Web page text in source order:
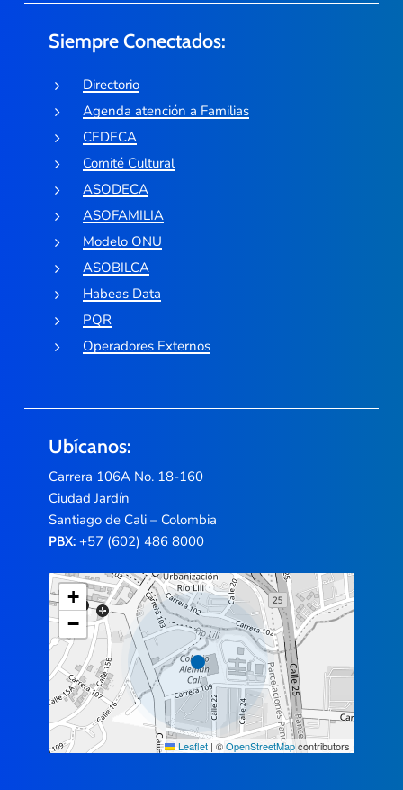
Siempre Conectados:
Directorio
Agenda atención a Familias
CEDECA
Comité Cultural
ASODECA
ASOFAMILIA
Modelo ONU
ASOBILCA
Habeas Data
PQR
Operadores Externos
Ubícanos:
Carrera 106A No. 18-160
Ciudad Jardín
Santiago de Cali – Colombia
PBX:+57 (602) 486 8000
+
−
Leaflet | ©OpenStreetMapcontributors